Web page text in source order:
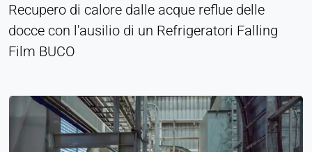
Recupero di calore dalle acque reflue delle
docce con l'ausilio di un Refrigeratori Falling
Film BUCO